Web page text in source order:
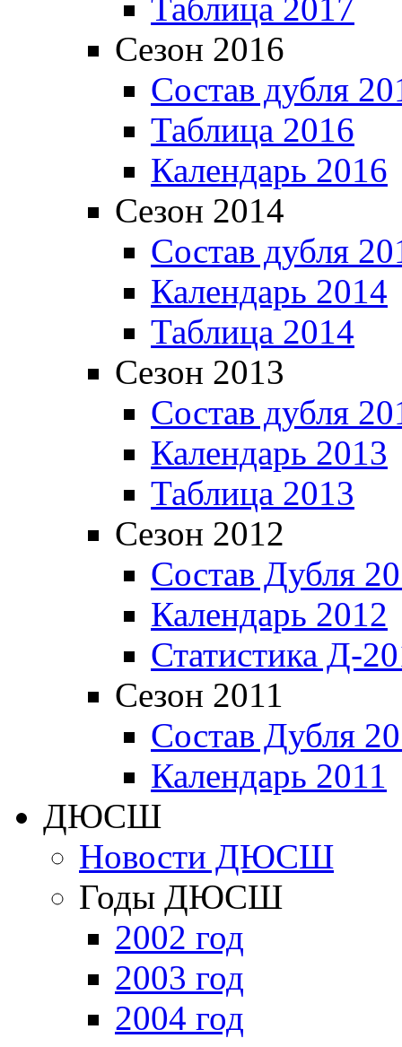
Таблица 2017
Сезон 2016
Состав дубля
Таблица 2016
Календарь 2016
Сезон 2014
Состав дубля
Календарь 2014
Таблица 2014
Сезон 2013
Состав дубля
Календарь 2013
Таблица 2013
Сезон 2012
Состав Дубля
Календарь 2012
Статистика Д-
Сезон 2011
Состав Дубля
Календарь 2011
ДЮСШ
Новости ДЮСШ
Годы ДЮСШ
2002 год
2003 год
2004 год